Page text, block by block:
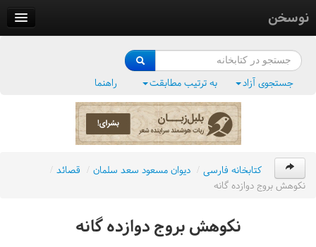
نوسخن
فرهنگ واژگان
جستجوی آزاد به ترتیب مطابقت راهنما
کتابخانه فارسی / ديوان مسعود سعد سلمان / قصائد /
نکوهش بروج دوازده گانه
نکوهش بروج دوازده گانه